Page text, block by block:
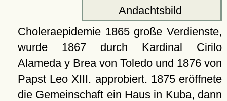
Andachtsbild
Choleraepidemie 1865 große Verdienste,
wurde 1867 durch Kardinal Cirilo
Alameda y Brea von Toledound 1876 von
Papst Leo XIII. approbiert. 1875 eröffnete
die Gemeinschaft ein Haus in Kuba, dann